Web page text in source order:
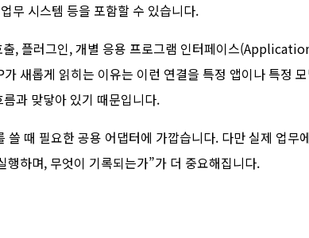
무 시스템 등을 포함할 수 있습니다.
, 플러그인, 개별 응용 프로그램 인터페이스
새롭게 읽히는 이유는 이런 연결을 특정 앱이나 특정
과 맞닿아 있기 때문입니다.
때 필요한 공용 어댑터에 가깝습니다. 다만 실제 업무
하며, 무엇이 기록되는가”가 더 중요해집니다.